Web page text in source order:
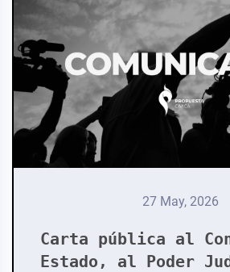
27 May, 2026
Carta pública al
Estado, al Poder